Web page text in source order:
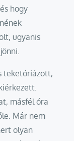
hogy
ugyanis
teketóriázott,
másfél óra
Már nem
olyan